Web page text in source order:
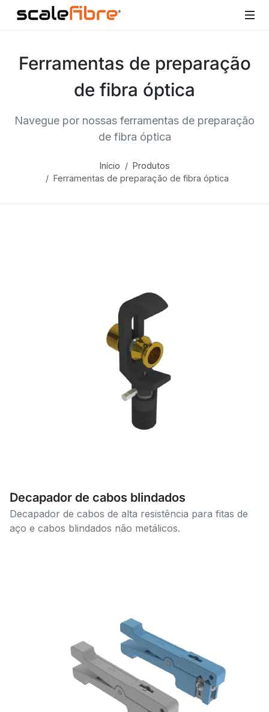
Ferramentas de preparação
de fibra óptica
Navegue por nossas ferramentas de preparação
de fibra óptica
Início
Produtos
Ferramentas de preparação de fibra óptica
Decapador de cabos blindados
Decapador de cabos de alta resistência para fitas de
aço e cabos blindados não metálicos.